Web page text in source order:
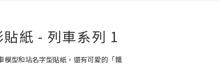
紙 - 列車系列 1
模型和站名字型貼紙，還有可愛的「鐵